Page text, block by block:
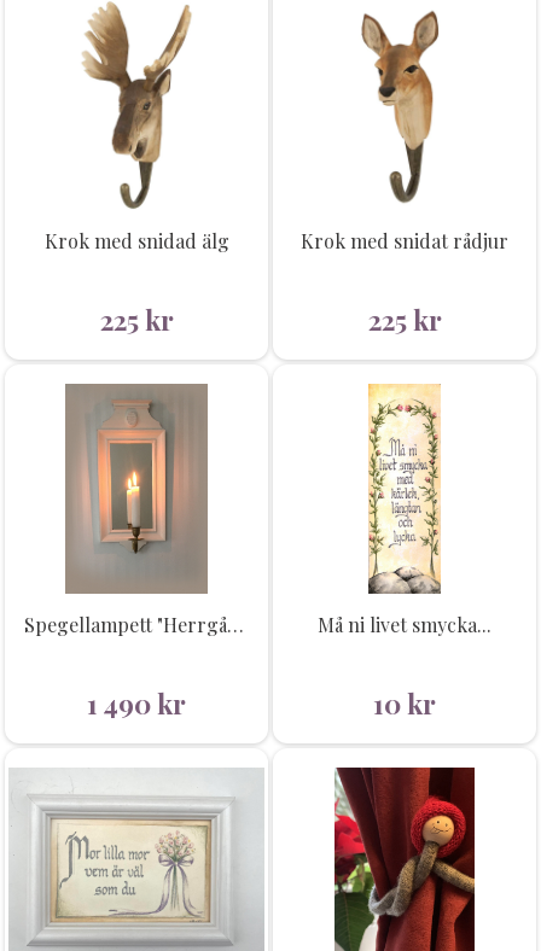
Krok med snidad älg
225kr
Krok med snidat rådjur
225kr
Spegellampett "Herrgård"
1 490kr
Må ni livet smycka...
10kr